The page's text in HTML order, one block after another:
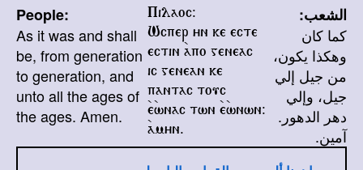
People:
As it was and shall
be, from generation
to generation, and
unto all the ages of
the ages. Amen.
Pilaoc@
Wcper yn ke ecte
ectin `apo geneac
ic genean ke
pantac touc
`e`wnac twn `e`wnwn@
`amyn.
الشعب:
كما كان
وهكذا يكون،
من جيل إلي
جيل، وإلي
دهر الدهور.
آمين.